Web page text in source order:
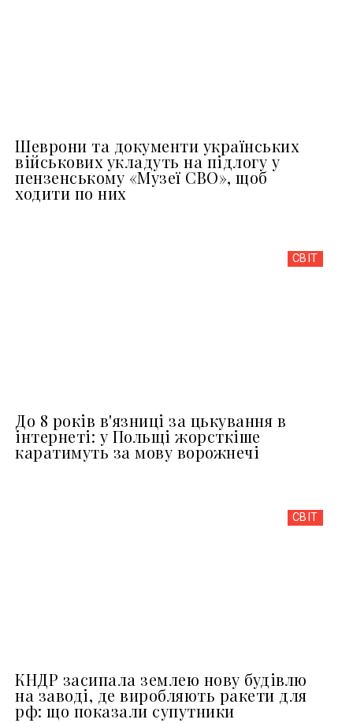
Шеврони та документи українських
військових укладуть на підлогу у
пензенському «Музеї СВО», щоб
ходити по них
СВІТ
До 8 років в'язниці за цькування в
інтернеті: у Польщі жорсткіше
каратимуть за мову ворожнечі
СВІТ
КНДР засипала землею нову будівлю
на заводі, де виробляють ракети для
рф: що показали супутники